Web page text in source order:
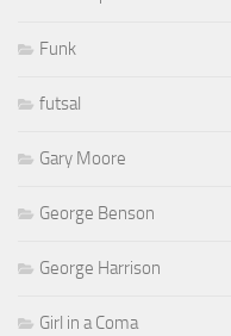
Funk
futsal
Gary Moore
George Benson
George Harrison
Girl in a Coma